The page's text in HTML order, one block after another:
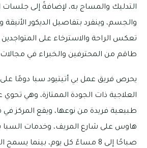
التدليك والمساج به، لإضافةً إلى جلسات
والجسم، وينفرد بتفاصيل الديكور الأنيقة
تعكس الراحة والاسترخاء على المتواجدين
طاقم من المحترفين والخبراء في مجالات
يحرص فريق عمل بي أتيتيود سبا دومًا
العلاجية ذات الجودة الممتازة، وهي
طبيعية فريدة من نوعها، ويقع المركز في
صباحًا إلى 8 مساءً كل يوم، بينما